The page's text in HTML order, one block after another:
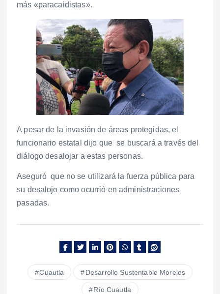
más «paracaidistas».
A pesar de la invasión de áreas protegidas, el
funcionario estatal dijo que se buscará a través del
diálogo desalojar a estas personas.
Aseguró que no se utilizará la fuerza pública para
su desalojo como ocurrió en administraciones
pasadas.
Cuautla Desarrollo Sustentable Morelos
Río Cuautla